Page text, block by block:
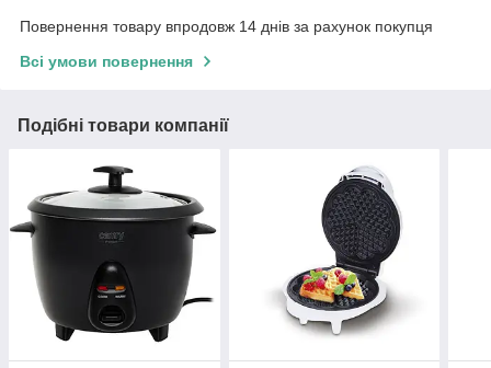
Повернення товару впродовж 14 днів за рахунок покупця
Всі умови повернення
Подібні товари компанії